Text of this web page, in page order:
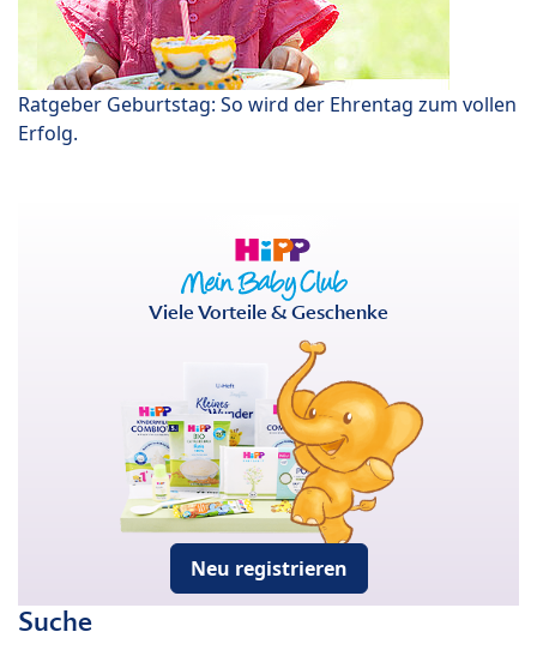
Ratgeber Geburtstag: So wird der Ehrentag zum vollen
Erfolg.
Viele Vorteile & Geschenke
Neu registrieren
Suche